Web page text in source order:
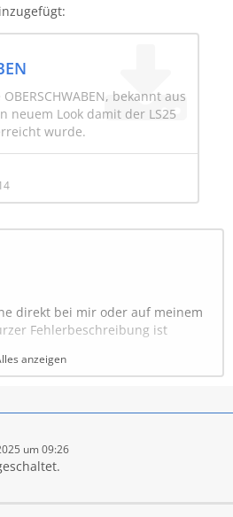
bekannt aus
neuem Look damit der LS25
wurde.
direkt bei mir oder auf meinem
Fehlerbeschreibung ist
mit realen Straßenverläufen und
anzeigen
um 09:26